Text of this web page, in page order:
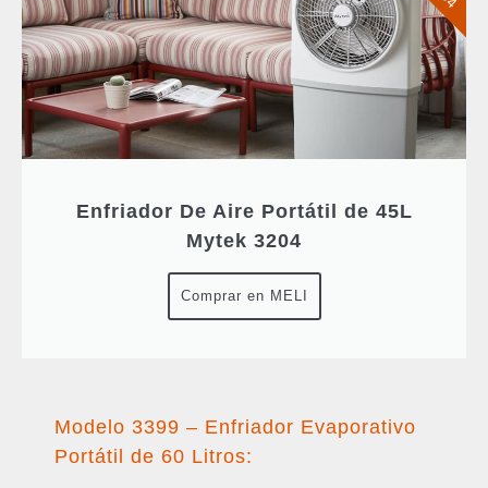
Enfriador De Aire Portátil de 45L
Mytek 3204
Comprar en MELI
Modelo 3399 – Enfriador Evaporativo
Portátil de 60 Litros: